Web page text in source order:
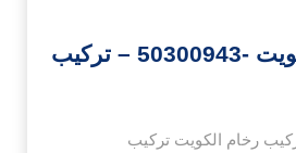
تركيب رخام الكويت -50300943 – تركيب
رخام الكويت تركيب